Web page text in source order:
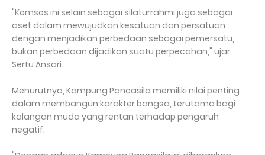
"Komsos ini selain sebagai silaturrahmi juga sebagai
aset dalam mewujudkan kesatuan dan persatuan
dengan menjadikan perbedaan sebagai pemersatu,
bukan perbedaan dijadikan suatu perpecahan," ujar
Sertu Ansari.
Menurutnya, Kampung Pancasila memiliki nilai penting
dalam membangun karakter bangsa, terutama bagi
kalangan muda yang rentan terhadap pengaruh
negatif.